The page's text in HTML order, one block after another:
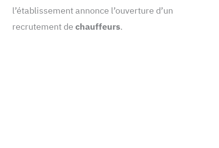
l’établissement annonce l’ouverture d’un
recrutement dechauffeurs.